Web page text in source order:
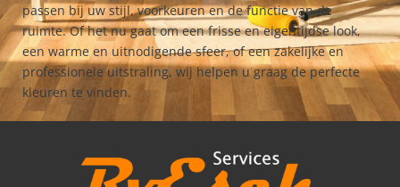
passen bij uw stijl, voorkeuren en de functie van de
ruimte. Of het nu gaat om een frisse en eigentijdse look,
een warme en uitnodigende sfeer, of een zakelijke en
professionele uitstraling, wij helpen u graag de perfecte
kleuren te vinden.